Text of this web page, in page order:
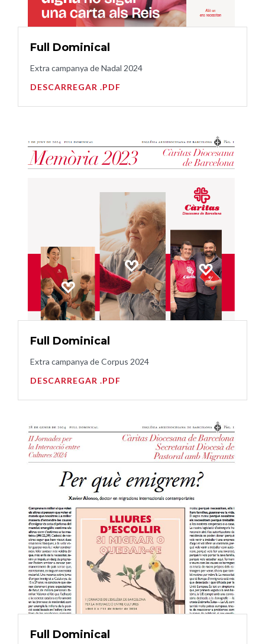
Full Dominical
Extra campanya de Nadal 2024
DESCARREGAR .PDF
Full Dominical
Extra campanya de Corpus 2024
DESCARREGAR .PDF
Full Dominical